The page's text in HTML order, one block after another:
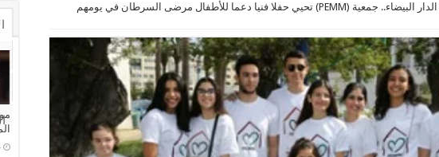
الدار البيضاء.. جمعية (PEMM) تحيي حفلا فنيا دعما للأطفال مرضى السرطان في يومهم
4